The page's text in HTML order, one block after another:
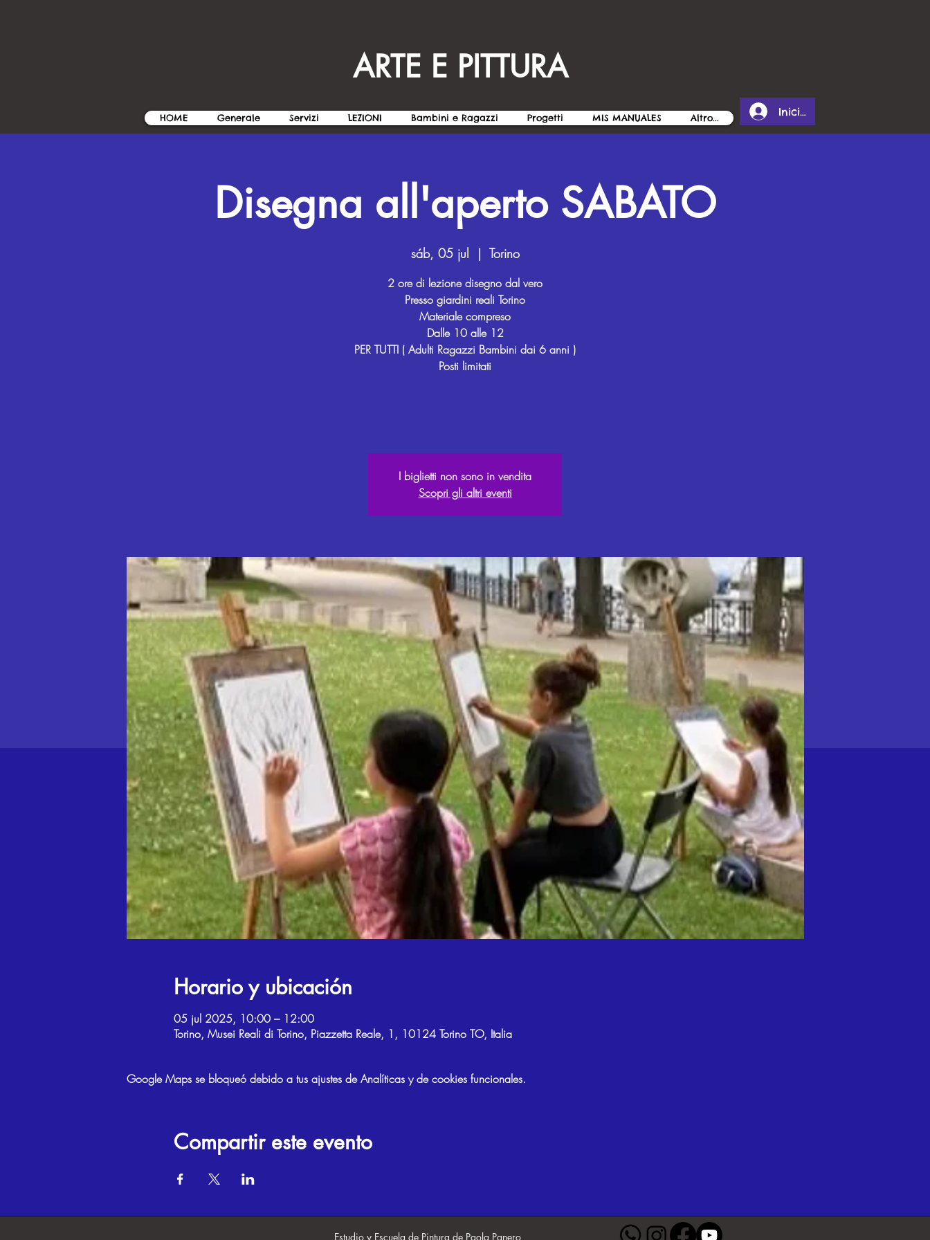
ARTE E PITTURA
HOME Generale Servizi LEZIONI Bambini e Ragazzi Progetti MIS MANUALES Altro... Iniciar sesión
Disegna all'aperto SABATO
sáb, 05 jul
  |
Torino
2 ore di lezione disegno dal vero
Presso giardini reali Torino
Materiale compreso
Dalle 10 alle 12
PER TUTTI ( Adulti Ragazzi Bambini dai 6 anni )
Posti limitati
I biglietti non sono in vendita
Scopri gli altri eventi
Horario y ubicación
05 jul 2025, 10:00 – 12:00
Torino, Musei Reali di Torino, Piazzetta Reale, 1, 10124 Torino TO, Italia
Google Maps se bloqueó debido a tus ajustes de Analíticas y de cookies funcionales.
Compartir este evento
Estudio y Escuela de Pintura de Paola Panero